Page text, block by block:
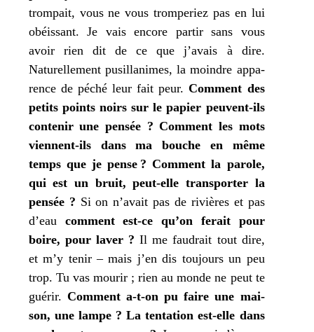
trom­pait, vous ne vous trom­pe­riez pas en lui
obéis­sant.Je vais encore par­tir sans vous
avoir rien dit de ce quej’avais à dire.
Naturellement pusil­la­nimes, la moindre appa­
rence de péché leur fait peur.Comment des
petits points noirs sur le papier peuvent-ils
conte­nir une pen­sée ? Comment les mots
viennent-ils dansma bouche en même
temps queje pense ? Comment la parole,
qui est un bruit, peut-elle trans­por­ter la
pen­sée ? Si on n’avait pas de rivières et pas
d’eau com­ment est-ce qu’on ferait pour
boire, pour laver ? Il me fau­drait tout dire,
et m’y tenir – mais j’en dis tou­jours un peu
trop. Tu vas mou­rir ; rien au monde ne peut te
gué­rir. Comment a‑t-on pu faire une mai­
son, une lampe ? La ten­ta­tion est-elle dans